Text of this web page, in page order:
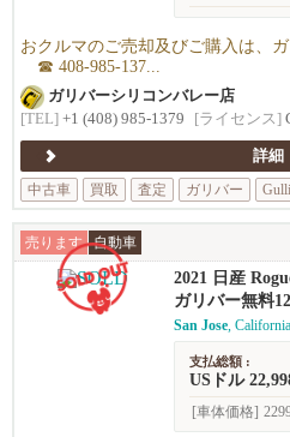
おクルマのご売却及びご購入は、
☎ 408-985-137...
ガリバーシリコンバレー店
[TEL] +1 (408) 985-1379 [ライセンス]
詳細
中古車
買取 査定 ガリバー
売ります 自動車
2021 日産
ガリバー無料
San Jose,
支払総額 :
USドル
[車体価格]